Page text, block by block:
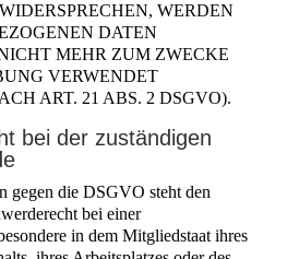
WERDEN
DATEN
MEHR ZUM ZWECKE
VERWENDET
ART. 21 ABS. 2 DSGVO).
bei der zuständigen
gegen die DSGVO steht den
bei einer
in dem Mitgliedstaat ihres